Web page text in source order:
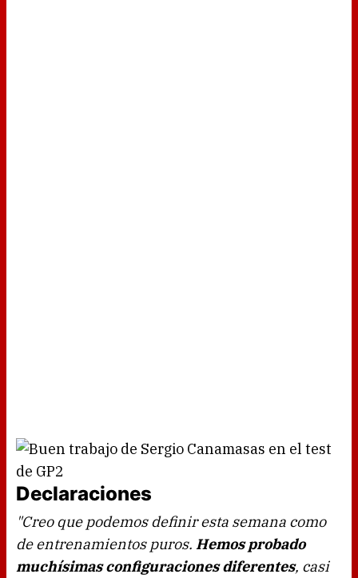
Declaraciones
"Creo que podemos definir esta semana como
de entrenamientos puros. Hemos probado
muchísimas configuraciones diferentes, casi